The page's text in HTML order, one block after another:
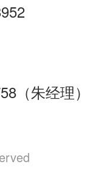
（朱经理）